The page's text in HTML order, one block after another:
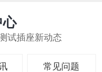
心
试插座新动态
常见问题